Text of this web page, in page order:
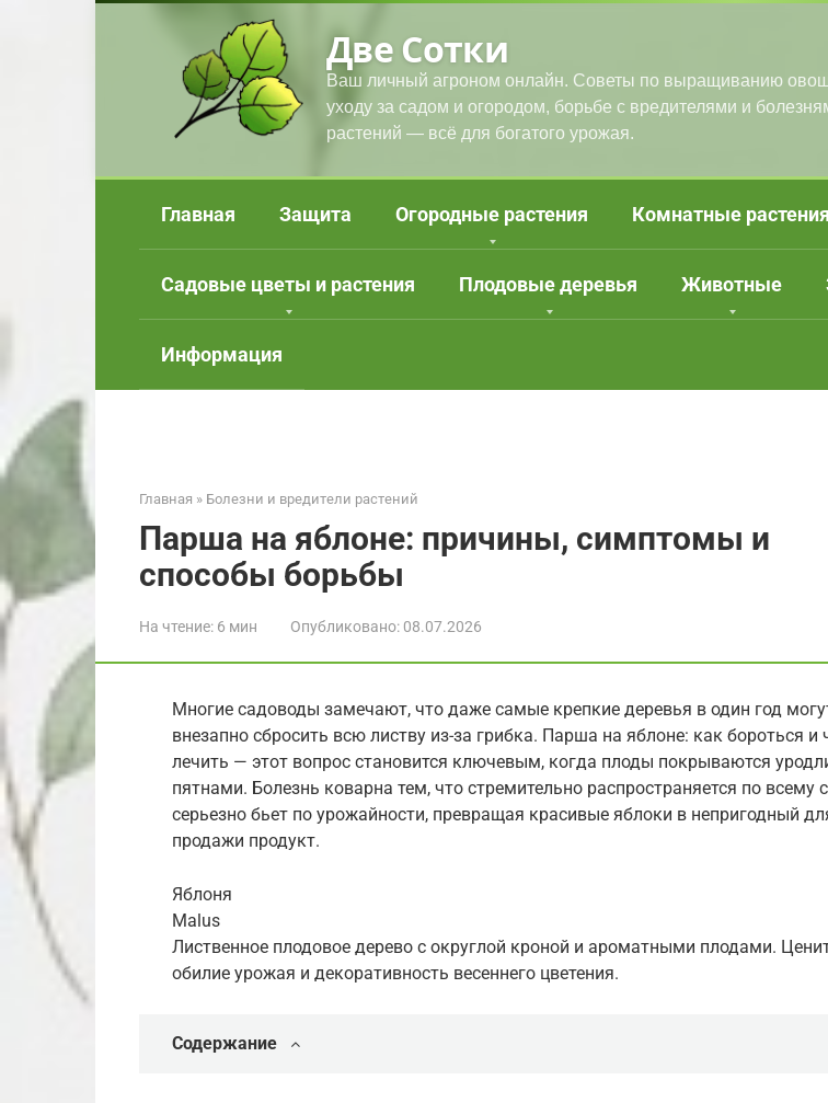
Две Сотки
Ваш личный агроном онлайн. Советы по выращиванию
уходу за садом и огородом, борьбе с вредителями и
растений — всё для богатого урожая.
Главная Защита Огородные растения Комнатные растения
Садовые цветы и растения Плодовые деревья Животные
Информация
Главная » Болезни и вредители растений
Парша на яблоне: причины, симптомы и
способы борьбы
На чтение: 6 мин Опубликовано: 08.07.2026
Многие садоводы замечают, что даже самые крепкие деревья в один год
внезапно сбросить всю листву из-за грибка. Парша на яблоне: как бороться и
лечить — этот вопрос становится ключевым, когда плоды покрываются
пятнами. Болезнь коварна тем, что стремительно распространяется по всему
серьезно бьет по урожайности, превращая красивые яблоки в непригодный
продажи продукт.
Яблоня
Malus
Лиственное плодовое дерево с округлой кроной и ароматными плодами.
обилие урожая и декоративность весеннего цветения.
Содержание